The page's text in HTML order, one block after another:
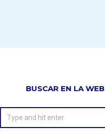
BUSCAR EN LA WEB